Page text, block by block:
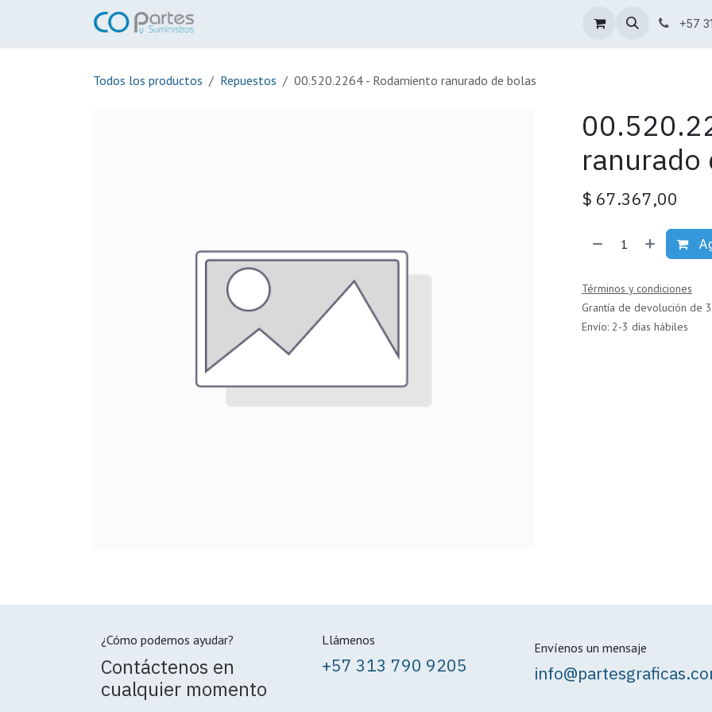
+57
Todos los productos Repuestos 00.520.2264 - Rodamiento ranurado de bolas
ranurado
$ 67.367,00
Términos y condiciones
Grantía de devolución de
Envío: 2-3 días hábiles
¿Cómo podemos ayudar?
Contáctenos en
cualquier momento
Llámenos
+57 313 790 9205
Envíenos un mensaje